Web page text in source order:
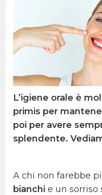
L’igiene orale è
primis per
poi per avere
splendente.
A chi non farebbe
bianchi e un sorriso